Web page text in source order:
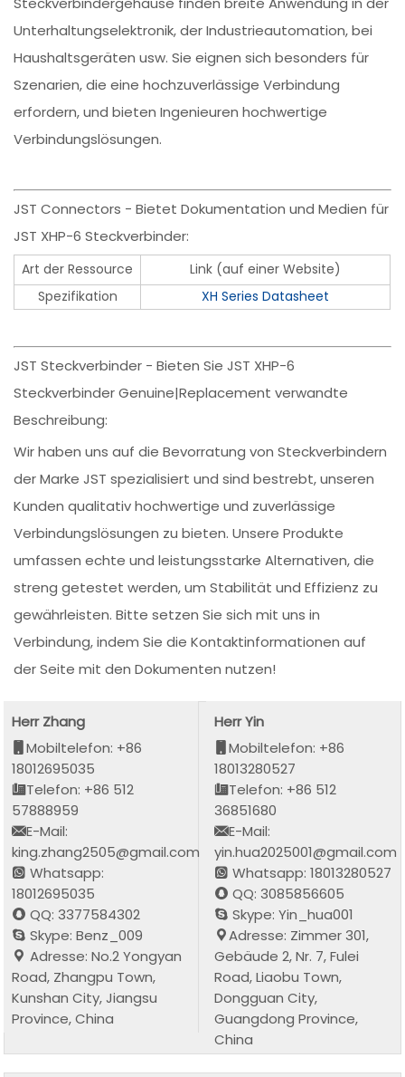
Unterhaltungselektronik, der Industrieautomation, bei
Haushaltsgeräten usw. Sie eignen sich besonders für
Szenarien, die eine hochzuverlässige Verbindung
erfordern, und bieten Ingenieuren hochwertige
Verbindungslösungen.
JST Connectors - Bietet Dokumentation und Medien für
JST XHP-6 Steckverbinder:
Art der Ressource
Link (auf einer Website)
Spezifikation
XH Series Datasheet
JST Steckverbinder - Bieten Sie JST XHP-6
Steckverbinder Genuine|Replacement verwandte
Beschreibung:
Wir haben uns auf die Bevorratung von Steckverbindern
der Marke JST spezialisiert und sind bestrebt, unseren
Kunden qualitativ hochwertige und zuverlässige
Verbindungslösungen zu bieten. Unsere Produkte
umfassen echte und leistungsstarke Alternativen, die
streng getestet werden, um Stabilität und Effizienz zu
gewährleisten. Bitte setzen Sie sich mit uns in
Verbindung, indem Sie die Kontaktinformationen auf
der Seite mit den Dokumenten nutzen!
Herr Zhang
Mobiltelefon: +86
18012695035
Telefon: +86 512
57888959
E-Mail:
king.zhang2505@gmail.com
Whatsapp:
18012695035
QQ: 3377584302
Skype: Benz_009
Adresse: No.2 Yongyan
Road, Zhangpu Town,
Kunshan City, Jiangsu
Province, China
Herr Yin
Mobiltelefon: +86
18013280527
Telefon: +86 512
36851680
E-Mail:
yin.hua2025001@gmail.com
Whatsapp: 18013280527
QQ: 3085856605
Skype: Yin_hua001
Adresse: Zimmer 301,
Gebäude 2, Nr. 7, Fulei
Road, Liaobu Town,
Dongguan City,
Guangdong Province,
China